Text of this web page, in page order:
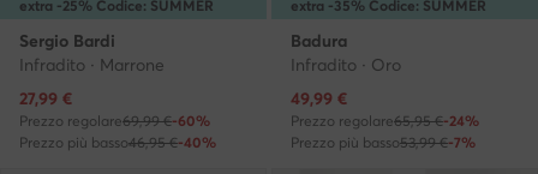
extra -25% Codice: SUMMER
Sergio Bardi
Infradito · Marrone
Prezzo attuale
27,99 €
Prezzo regolare69,99 €-60%
Prezzo più basso46,95 €-40%
extra -35% Codice: SUMMER
Badura
Infradito · Oro
Prezzo attuale
49,99 €
Prezzo regolare65,95 €-24%
Prezzo più basso53,99 €-7%